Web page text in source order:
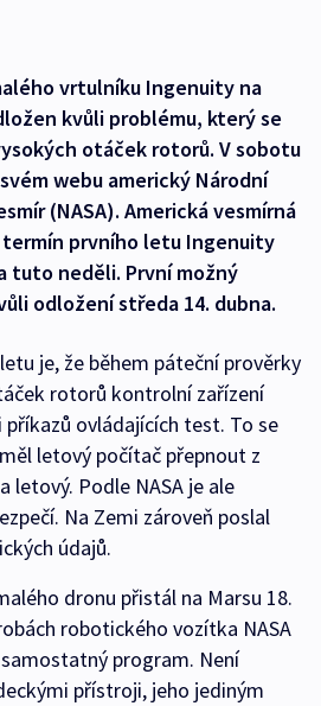
vrtulníku Ingenuity na
kvůli problému, který se
otáček rotorů. V sobotu
webu americký Národní
(NASA). Americká vesmírná
prvního letu Ingenuity
tuto neděli. První možný
odložení středa 14. dubna.
je, že během páteční prověrky
rotorů kontrolní zařízení
ovládajících test. To se
letový počítač přepnout z
letový. Podle NASA je ale
Na Zemi zároveň poslal
údajů.
dronu přistál na Marsu 18.
robotického vozítka NASA
program. Není
přístroji, jeho jediným